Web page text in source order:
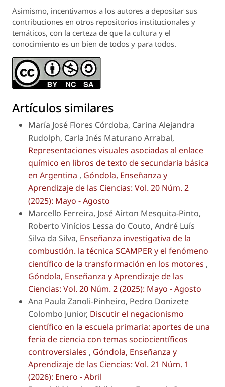
Asimismo, incentivamos a los autores a depositar sus
contribuciones en otros repositorios institucionales y
temáticos, con la certeza de que la cultura y el
conocimiento es un bien de todos y para todos.
Artículos similares
María José Flores Córdoba, Carina Alejandra
Rudolph, Carla Inés Maturano Arrabal,
Representaciones visuales asociadas al enlace
químico en libros de texto de secundaria básica
en Argentina , Góndola, Enseñanza y
Aprendizaje de las Ciencias: Vol. 20 Núm. 2
(2025): Mayo - Agosto
Marcello Ferreira, José Aírton Mesquita-Pinto,
Roberto Vinícios Lessa do Couto, André Luís
Silva da Silva, Enseñanza investigativa de la
combustión. la técnica SCAMPER y el fenómeno
científico de la transformación en los motores ,
Góndola, Enseñanza y Aprendizaje de las
Ciencias: Vol. 20 Núm. 2 (2025): Mayo - Agosto
Ana Paula Zanoli-Pinheiro, Pedro Donizete
Colombo Junior, Discutir el negacionismo
científico en la escuela primaria: aportes de una
feria de ciencia con temas sociocientíficos
controversiales , Góndola, Enseñanza y
Aprendizaje de las Ciencias: Vol. 21 Núm. 1
(2026): Enero - Abril